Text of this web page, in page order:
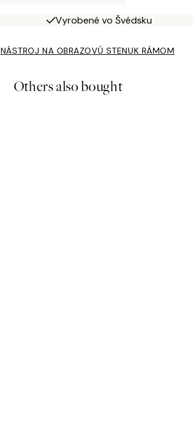
Vyrobené vo Švédsku
NÁSTROJ NA OBRAZOVÚ STENUK RÁMOM
Others also bought